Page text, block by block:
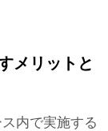
メリットと
内で実施する